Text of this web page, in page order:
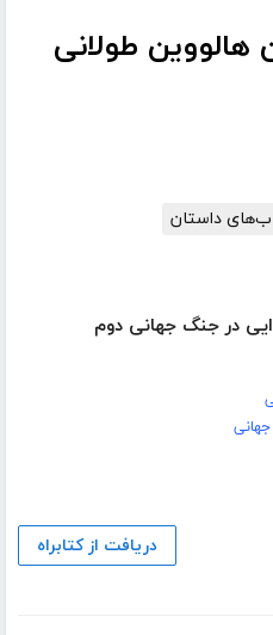
هالووین طولانی
داستان
در جنگ جهانی دوم
دریافت از کتابراه